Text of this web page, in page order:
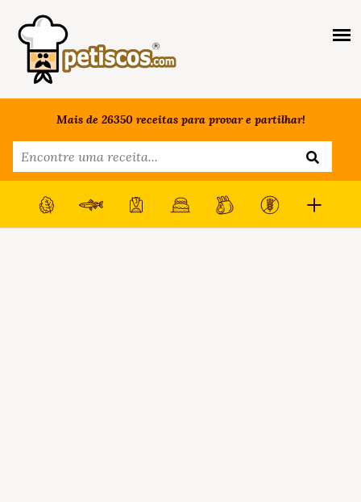
Mais de 26350 receitas para provar e partilhar!